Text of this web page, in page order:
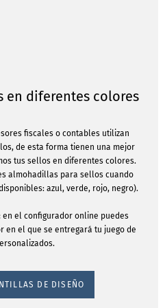
en diferentes colores
fiscales o contables utilizan
de esta forma tienen una mejor
tus sellos en diferentes colores.
almohadillas para sellos cuando
azul, verde, rojo, negro).
el configurador online puedes
el que se entregará tu juego de
DE DISEÑO